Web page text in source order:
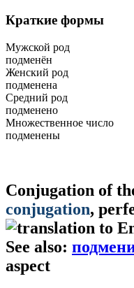
Краткие формы
Мужской род
подменён
Женский род
подменена
Средний род
подменено
Множественное число
подменены
Conjugation of
conjugation,
See also:
aspect